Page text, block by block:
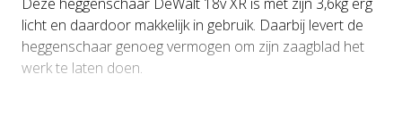
licht en daardoor makkelijk in gebruik. Daarbij levert de
heggenschaar genoeg vermogen om zijn zaagblad het
werk te laten doen.